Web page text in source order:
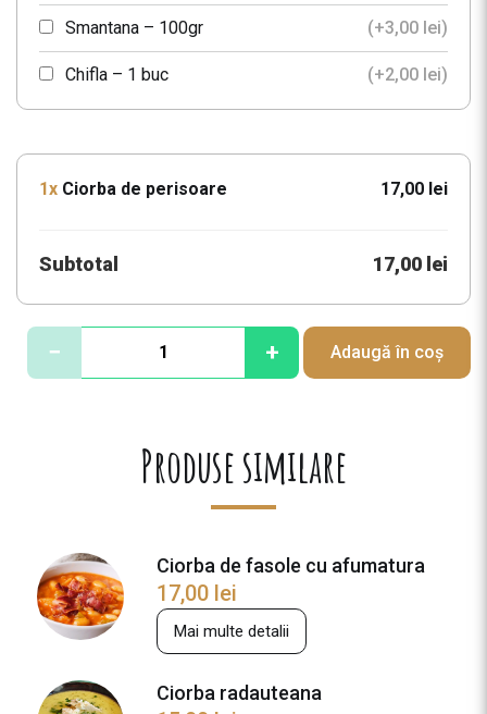
Smantana – 100gr (+3,00 lei)
Chifla – 1 buc (+2,00 lei)
1x Ciorba de perisoare 17,00 lei
Subtotal 17,00 lei
C
− + Adaugă în coș
Produse similare
Ciorba de fasole cu afumatura
17,00 lei
Mai multe detalii
Ciorba radauteana